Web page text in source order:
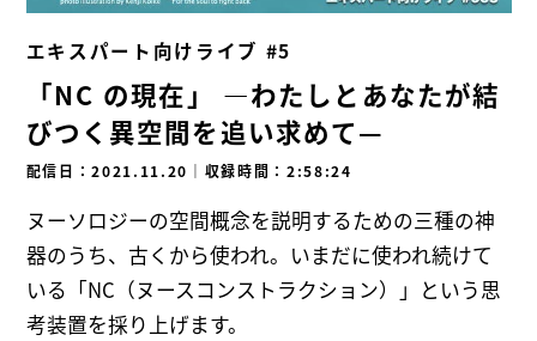
エキスパート向けライブ #5
「NC の現在」 ―わたしとあなたが結
びつく異空間を追い求めて—
配信日：2021.11.20 ｜ 収録時間：2:58:24
ヌーソロジーの空間概念を説明するための三種の神
器のうち、古くから使われ。いまだに使われ続けて
いる「NC（ヌースコンストラクション）」という思
考装置を採り上げます。